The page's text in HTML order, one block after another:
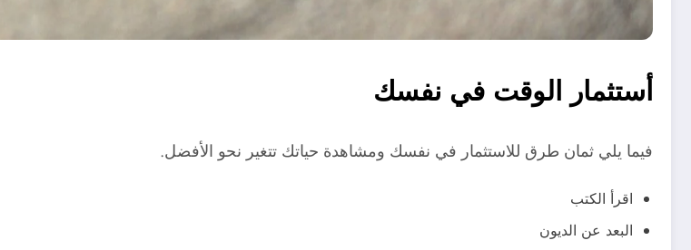
أستثمار الوقت في نفسك
فيما يلي ثمان طرق للاستثمار في نفسك ومشاهدة حياتك تتغير نحو الأفضل.
اقرأ الكتب
البعد عن الديون